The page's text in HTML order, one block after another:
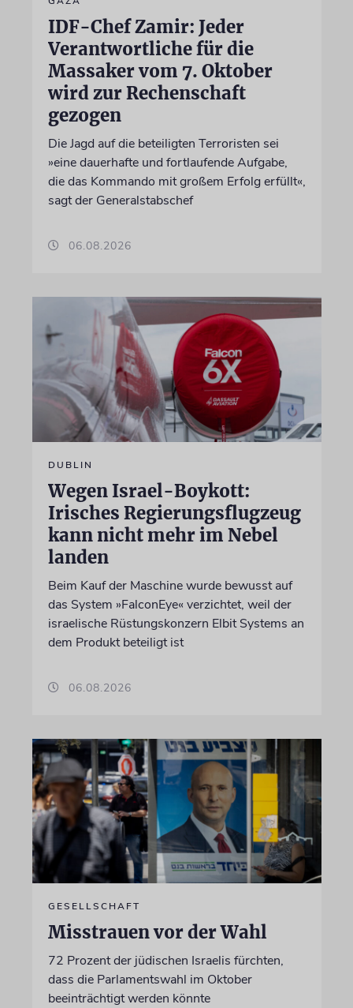
IDF-Chef Zamir: Jeder
Verantwortliche für die
Massaker vom 7. Oktober
wird zur Rechenschaft
gezogen
Die Jagd auf die beteiligten Terroristen sei
»eine dauerhafte und fortlaufende Aufgabe,
die das Kommando mit großem Erfolg erfüllt«,
sagt der Generalstabschef
06.08.2026
DUBLIN
Wegen Israel-Boykott:
Irisches Regierungsflugzeug
kann nicht mehr im Nebel
landen
Beim Kauf der Maschine wurde bewusst auf
das System »FalconEye« verzichtet, weil der
israelische Rüstungskonzern Elbit Systems an
dem Produkt beteiligt ist
06.08.2026
GESELLSCHAFT
Misstrauen vor der Wahl
72 Prozent der jüdischen Israelis fürchten,
dass die Parlamentswahl im Oktober
beeinträchtigt werden könnte